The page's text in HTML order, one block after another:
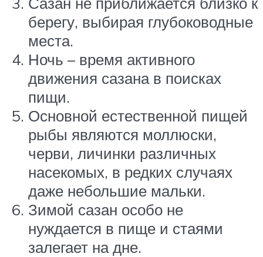
берегу, выбирая глубоководные
места.
Ночь – время активного
движения сазана в поисках
пищи.
Основной естественной пищей
рыбы являются моллюски,
черви, личинки различных
насекомых, в редких случаях
даже небольшие мальки.
Зимой сазан особо не
нуждается в пище и стаями
залегает на дне.